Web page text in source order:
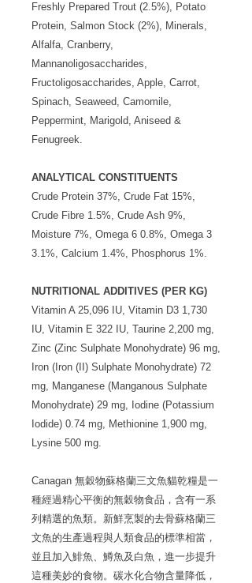
Freshly Prepared Trout (2.5%), Potato
Protein, Salmon Stock (2%), Minerals,
Alfalfa, Cranberry,
Mannanoligosaccharides,
Fructoligosaccharides, Apple, Carrot,
Spinach, Seaweed, Camomile,
Peppermint, Marigold, Aniseed &
Fenugreek.
ANALYTICAL CONSTITUENTS
Crude Protein 37%, Crude Fat 15%,
Crude Fibre 1.5%, Crude Ash 9%,
Moisture 7%, Omega 6 0.8%, Omega 3
3.1%, Calcium 1.4%, Phosphorus 1%.
NUTRITIONAL ADDITIVES (PER KG)
Vitamin A 25,096 IU, Vitamin D3 1,730
IU, Vitamin E 322 IU, Taurine 2,200 mg,
Zinc (Zinc Sulphate Monohydrate) 96 mg,
Iron (Iron (II) Sulphate Monohydrate) 72
mg, Manganese (Manganous Sulphate
Monohydrate) 29 mg, Iodine (Potassium
Iodide) 0.74 mg, Methionine 1,900 mg,
Lysine 500 mg.
Canagan 無穀物蘇格蘭三文魚貓乾糧是一
種經過精心平衡的無穀物食品，含有一系
列精選的魚類。新鮮烹製的去骨蘇格蘭三
文魚的生產過程與人類食品的標準相當，
並且加入鯡魚、鱒魚及白魚，進一步提升
這種美妙的食物。碳水化合物含量降低，